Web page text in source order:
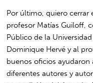
Por último, quiero cerrar
profesor Matías Guiloff,
Público de la
Dominique Hervé y al
buenos oficios ayudaron
diferentes autores y